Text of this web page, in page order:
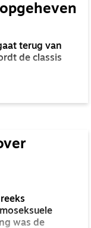
terug van
de classis
was de